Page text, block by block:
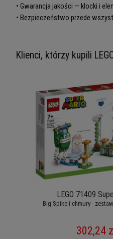
• Gwarancja jakości — klocki i
• Bezpieczeństwo przede
Klienci, którzy kupili
LEGO 71409
Big Spike i chmury -
302,24